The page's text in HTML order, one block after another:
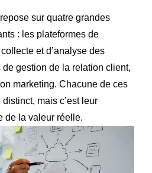
sur quatre grandes
: les plateformes de
et d’analyse des
gestion de la relation client,
marketing. Chacune de ces
mais c’est leur
de la valeur réelle.